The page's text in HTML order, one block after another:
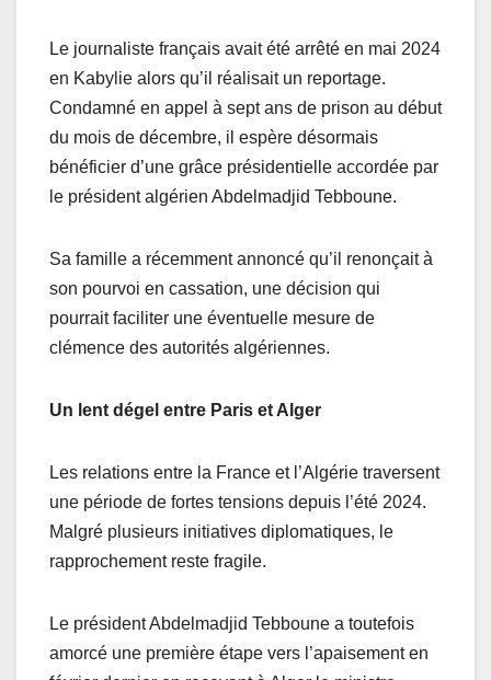
Le journaliste français avait été arrêté en mai 2024
en Kabylie alors qu’il réalisait un reportage.
Condamné en appel à sept ans de prison au début
du mois de décembre, il espère désormais
bénéficier d’une grâce présidentielle accordée par
le président algérien Abdelmadjid Tebboune.
Sa famille a récemment annoncé qu’il renonçait à
son pourvoi en cassation, une décision qui
pourrait faciliter une éventuelle mesure de
clémence des autorités algériennes.
Un lent dégel entre Paris et Alger
Les relations entre la France et l’Algérie traversent
une période de fortes tensions depuis l’été 2024.
Malgré plusieurs initiatives diplomatiques, le
rapprochement reste fragile.
Le président Abdelmadjid Tebboune a toutefois
amorcé une première étape vers l’apaisement en